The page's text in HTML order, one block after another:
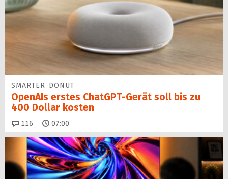
SMARTER DONUT
OpenAIs erstes ChatGPT-Gerät soll bis zu
400 Dollar kosten
116 Kommentare
07:00